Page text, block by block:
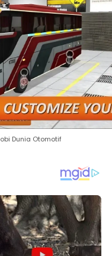
Dunia Otomotif